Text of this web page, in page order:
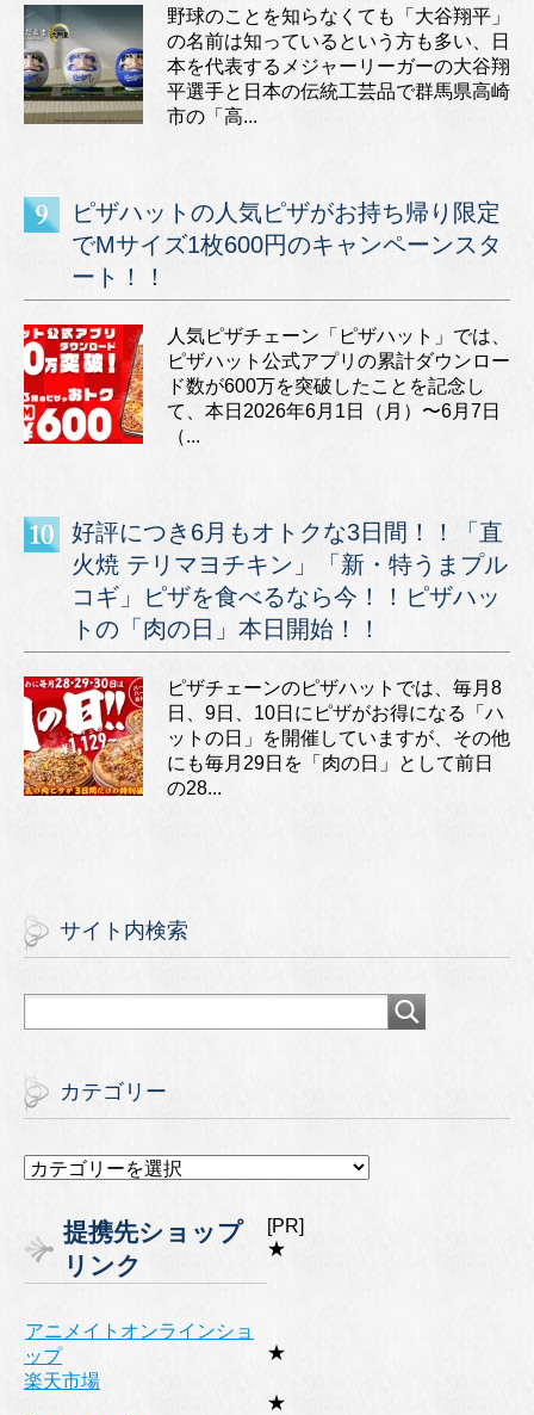
野球のことを知らなくても「大谷翔平」
の名前は知っているという方も多い、日
本を代表するメジャーリーガーの大谷翔
平選手と日本の伝統工芸品で群馬県高崎
市の「高...
ピザハットの人気ピザがお持ち帰り限定
でMサイズ1枚600円のキャンペーンスタ
ート！！
人気ピザチェーン「ピザハット」では、
ピザハット公式アプリの累計ダウンロー
ド数が600万を突破したことを記念し
て、本日2026年6月1日（月）〜6月7日
（...
好評につき6月もオトクな3日間！！「直
火焼 テリマヨチキン」「新・特うまプル
コギ」ピザを食べるなら今！！ピザハッ
トの「肉の日」本日開始！！
ピザチェーンのピザハットでは、毎月8
日、9日、10日にピザがお得になる「ハ
ットの日」を開催していますが、その他
にも毎月29日を「肉の日」として前日
の28...
サイト内検索
カテゴリー
カ
リ
ー
提携先ショップ
リンク
[PR]
★
アニメイトオンラインショ
ップ
★
楽天市場
★